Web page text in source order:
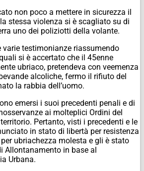
non poco a mettere in sicurezza il
stessa violenza si è scagliato su di
uno dei poliziotti della volante.
varie testimonianze riassumendo
si è accertato che il 45enne
ubriaco, pretendeva con veemenza
alcoliche, fermo il rifiuto del
la rabbia dell’uomo.
emersi i suoi precedenti penali e di
ai molteplici Ordini del
Pertanto, visti i precedenti e le
in stato di libertà per resistenza
ubriachezza molesta e gli è stato
Allontanamento in base al
Urbana.